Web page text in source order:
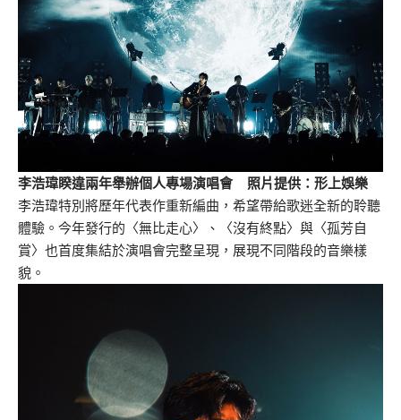
李浩瑋睽違兩年舉辦個人專場演唱會 照片提供：形上娛樂
李浩瑋特別將歷年代表作重新編曲，希望帶給歌迷全新的聆聽
體驗。今年發行的〈無比走心〉、〈沒有終點〉與〈孤芳自
賞〉也首度集結於演唱會完整呈現，展現不同階段的音樂樣
貌。